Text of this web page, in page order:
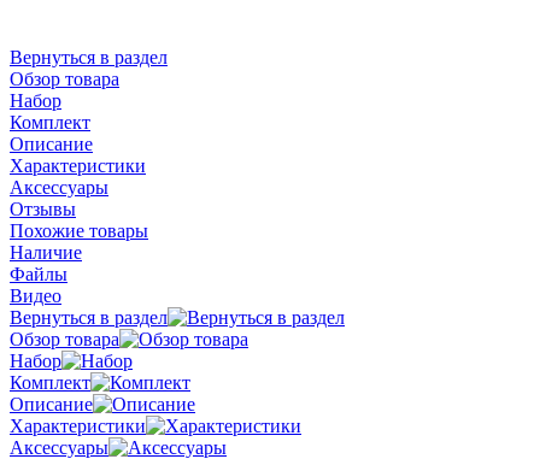
Вернуться в раздел
Обзор товара
Набор
Комплект
Описание
Характеристики
Аксессуары
Отзывы
Похожие товары
Наличие
Файлы
Видео
Вернуться в раздел
Обзор товара
Набор
Комплект
Описание
Характеристики
Аксессуары